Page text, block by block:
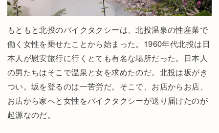
もともと北投のバイクタクシーは、北投温泉の性産業で
働く女性を乗せたことから始まった。1960年代北投は日
本人が慰安旅行に行くとても有名な場所だった。日本人
の男たちはそこで温泉と女を求めたのだ。北投は坂がき
つい。坂を登るのは一苦労だ。そこで、お店からお店、
お店から家へと女性をバイクタクシーが送り届けたのが
起源なのだ。